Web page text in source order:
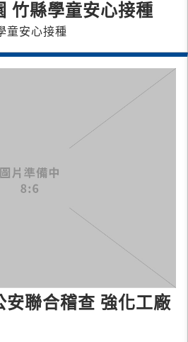
竹縣學童安心接種
童安心接種
安聯合稽查 強化工廠